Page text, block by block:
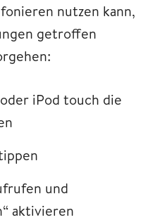
nutzen kann,
getroffen
iPod touch die
und
aktivieren